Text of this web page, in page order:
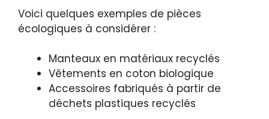
Voici quelques exemples de pièces
écologiques à considérer :
Manteaux en matériaux recyclés
Vêtements en coton biologique
Accessoires fabriqués à partir de
déchets plastiques recyclés